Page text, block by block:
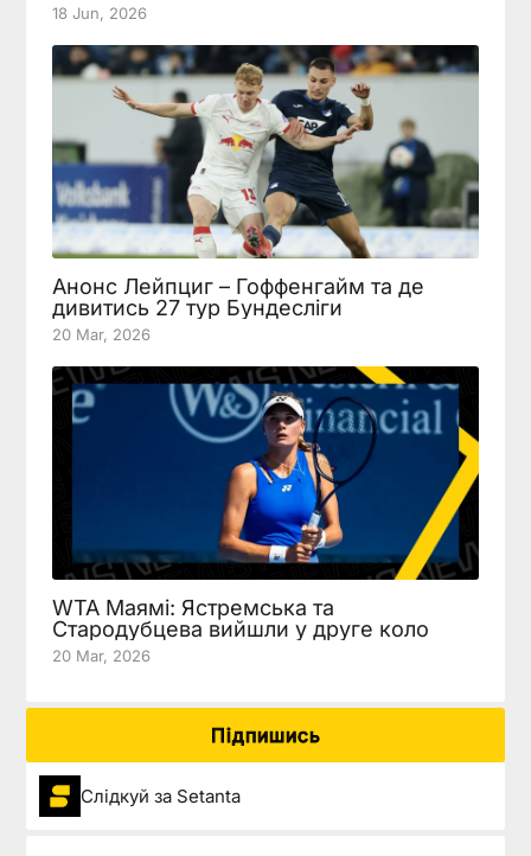
18 Jun, 2026
Анонс Лейпциг – Гоффенгайм та де
дивитись 27 тур Бундесліги
20 Mar, 2026
WTA Маямі: Ястремська та
Стародубцева вийшли у друге коло
20 Mar, 2026
Підпишись
Слідкуй за Setanta